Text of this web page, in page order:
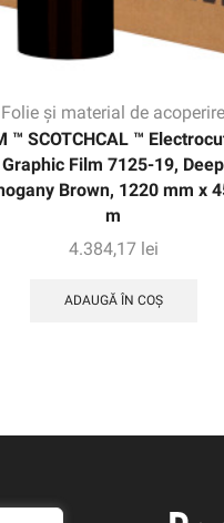
Folie și material de acoperire
™ SCOTCHCAL ™
Graphic Film 7125-19, Deep
Brown, 1220 mm x
m
4.384,17 lei
ADAUGĂ ÎN COȘ